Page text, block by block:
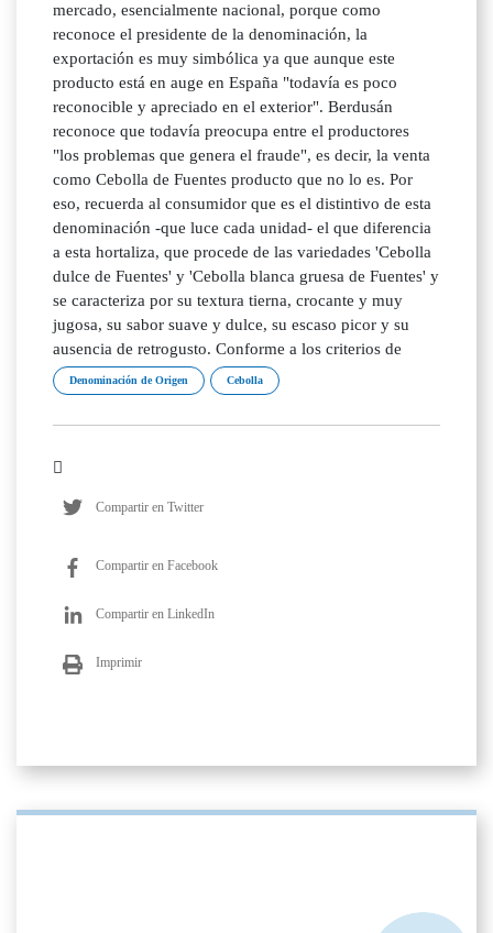
mercado, esencialmente nacional, porque como
reconoce el presidente de la denominación, la
exportación es muy simbólica ya que aunque este
producto está en auge en España "todavía es poco
reconocible y apreciado en el exterior". Berdusán
reconoce que todavía preocupa entre el productores
"los problemas que genera el fraude", es decir, la venta
como Cebolla de Fuentes producto que no lo es. Por
eso, recuerda al consumidor que es el distintivo de esta
denominación -que luce cada unidad- el que diferencia
a esta hortaliza, que procede de las variedades 'Cebolla
dulce de Fuentes' y 'Cebolla blanca gruesa de Fuentes' y
se caracteriza por su textura tierna, crocante y muy
jugosa, su sabor suave y dulce, su escaso picor y su
ausencia de retrogusto. Conforme a los criterios de
Denominación de Origen Cebolla
Compartir en Twitter
Compartir en Facebook
Compartir en LinkedIn
Imprimir